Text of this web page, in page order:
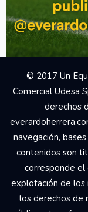
© 2017 Un
Comercial Udesa
derechos
navegación,
contenidos son
corresponde el
explotación de los
los derechos de